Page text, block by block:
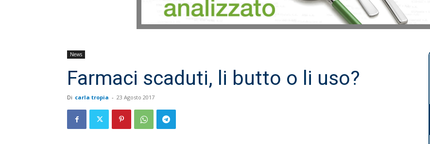
News
Farmaci scaduti, li butto o li uso?
Di carla tropia - 23 Agosto 2017